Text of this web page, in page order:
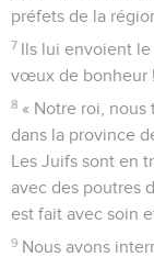
préfets de la
7 Ils lui envoient le
vœux de bonheur !
8 « Notre roi, nous
dans la province
Les Juifs sont en
avec des poutres
est fait avec soin
9 Nous avons